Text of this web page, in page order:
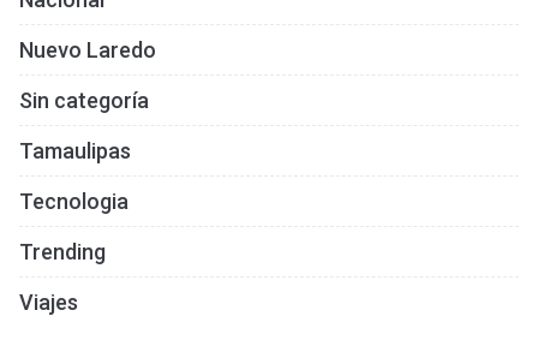
Nuevo Laredo
Sin categoría
Tamaulipas
Tecnologia
Trending
Viajes